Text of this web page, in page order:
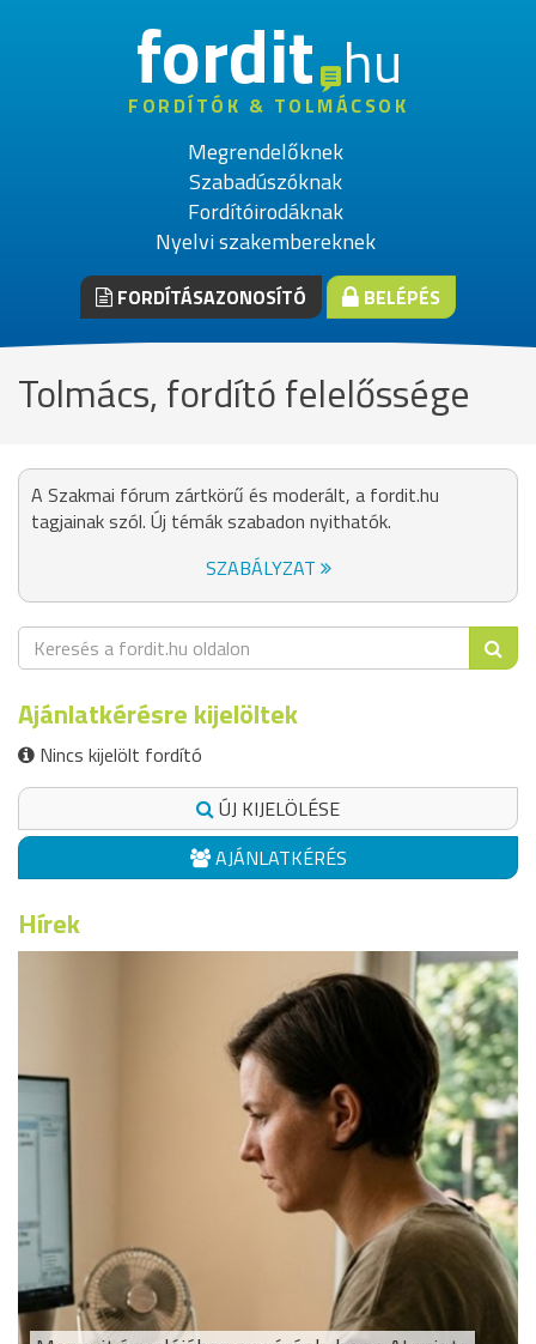
fordithu
FORDÍTÓK & TOLMÁCSOK
Megrendelőknek
Szabadúszóknak
Fordítóirodáknak
Nyelvi szakembereknek
FORDÍTÁSAZONOSÍTÓ BELÉPÉS
Tolmács, fordító felelőssége
A Szakmai fórum zártkörű és moderált, a fordit.hu
tagjainak szól. Új témák szabadon nyithatók.
SZABÁLYZAT
Ajánlatkérésre kijelöltek
Nincs kijelölt fordító
ÚJ KIJELÖLÉSE
AJÁNLATKÉRÉS
Hírek